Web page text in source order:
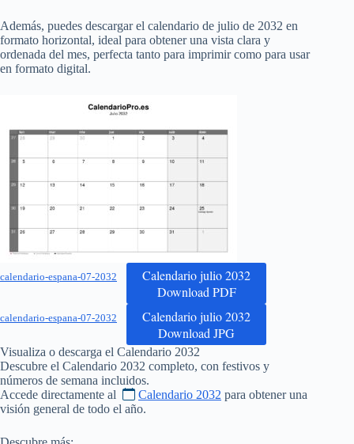
Además, puedes descargar el calendario de julio de 2032 en
formato horizontal, ideal para obtener una vista clara y
ordenada del mes, perfecta tanto para imprimir como para usar
en formato digital.
calendario-espana-07-2032
Calendario julio 2032
Download PDF
calendario-espana-07-2032
Calendario julio 2032
Download JPG
Visualiza o descarga el Calendario 2032
Descubre el Calendario 2032 completo, con festivos y
números de semana incluidos.
Accede directamente al
Calendario 2032 para obtener una
visión general de todo el año.